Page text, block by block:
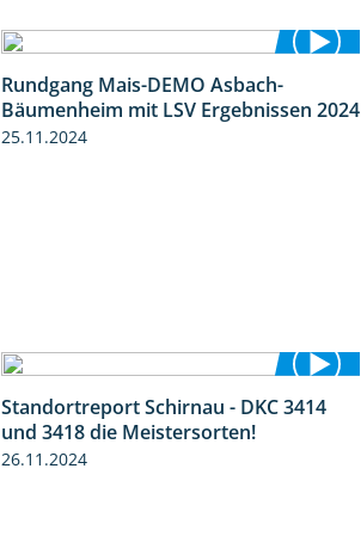
Rundgang Mais-DEMO Asbach-
Bäumenheim mit LSV Ergebnissen 2024
25.11.2024
4:20
Standortreport Schirnau - DKC 3414
und 3418 die Meistersorten!
26.11.2024